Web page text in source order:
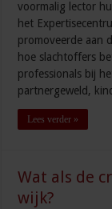
voormalig lector
het
promoveerde aan
hoe slachtoffers
professionals bij
partnergeweld,
Lees verder »
Wat als de
wijk?